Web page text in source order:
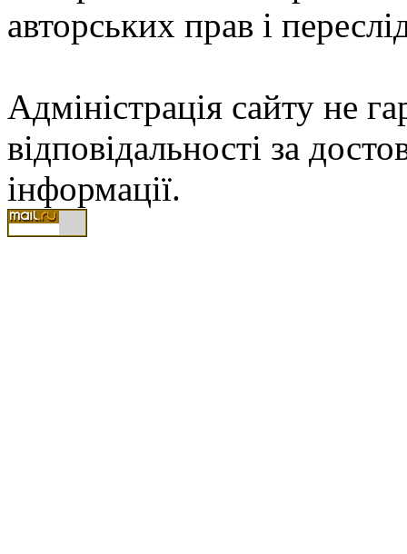
авторських прав і
Адміністрація сайту не
відповідальності за
інформації.